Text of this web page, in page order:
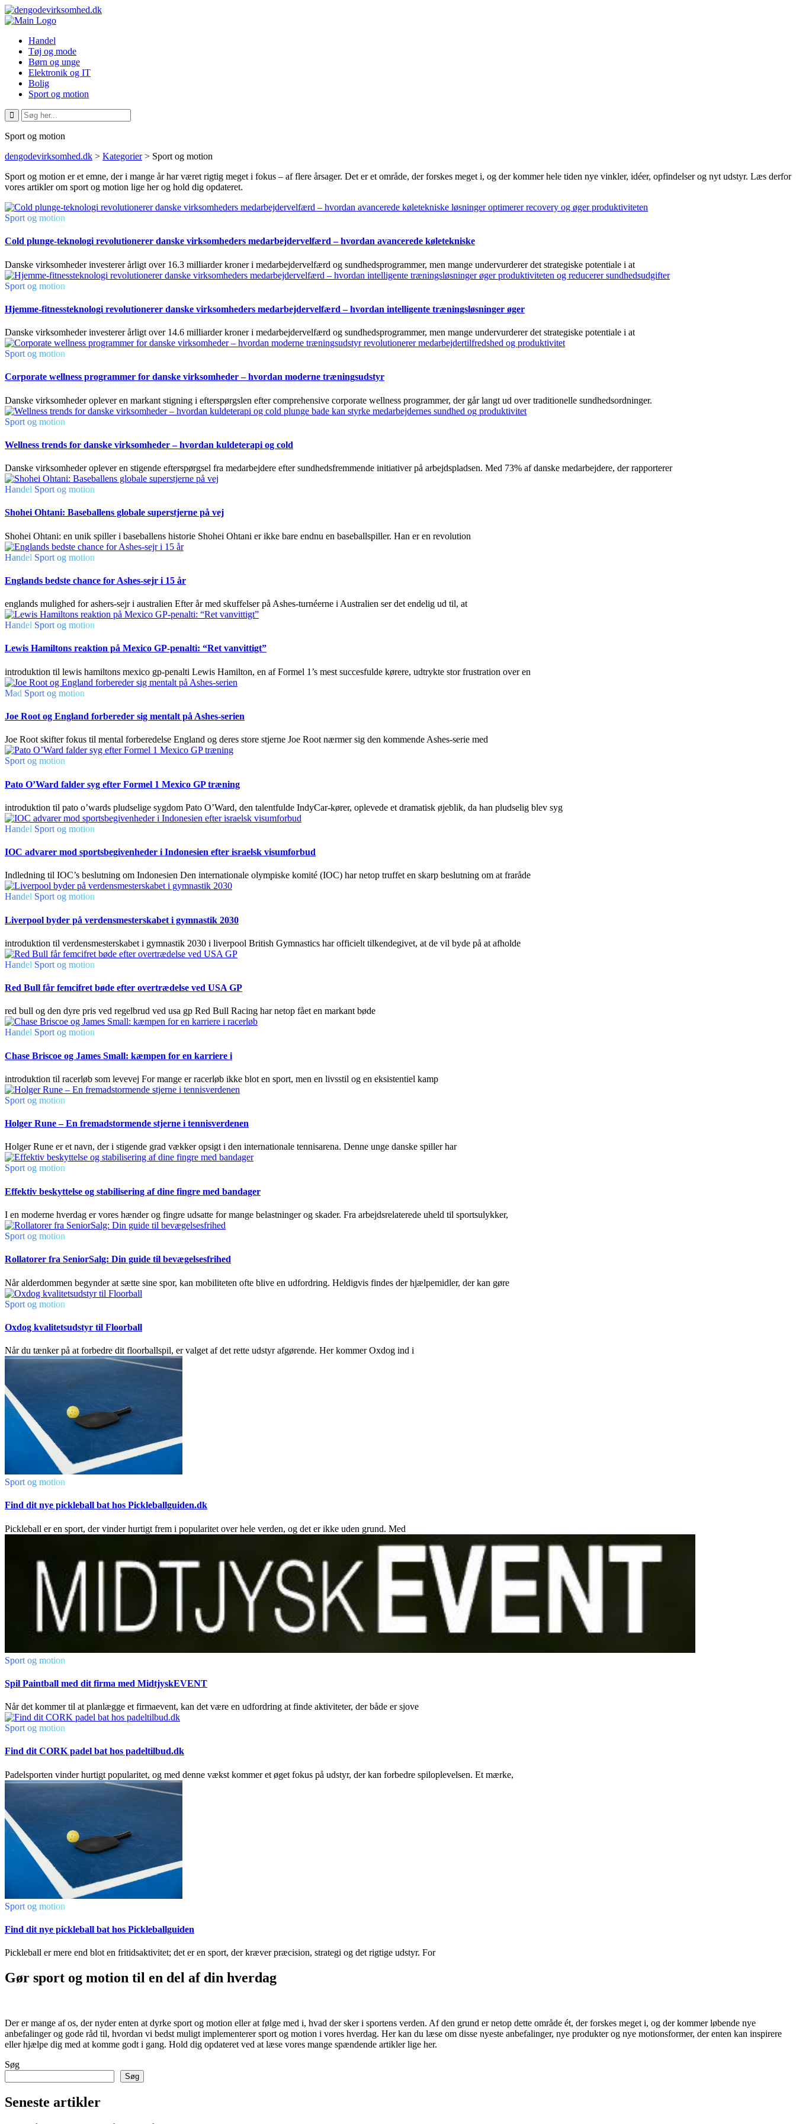
Handel
Tøj og mode
Børn og unge
Elektronik og IT
Bolig
Sport og motion
Sport og motion
dengodevirksomhed.dk > Kategorier> Sport og motion
Sport og motion er et emne, der i mange år har været rigtig meget i fokus – af flere årsager. Det er et område, der forskes meget i, og der kommer hele tiden nye vinkler, idéer, opfindelser og nyt udstyr. Læs derfor
vores artikler om sport og motion lige her og hold dig opdateret.
Sport og motion
Cold plunge-teknologi revolutionerer danske virksomheders medarbejdervelfærd – hvordan avancerede køletekniske
Danske virksomheder investerer årligt over 16.3 milliarder kroner i medarbejdervelfærd og sundhedsprogrammer, men mange undervurderer det strategiske potentiale i at
Sport og motion
Hjemme-fitnessteknologi revolutionerer danske virksomheders medarbejdervelfærd – hvordan intelligente træningsløsninger øger
Danske virksomheder investerer årligt over 14.6 milliarder kroner i medarbejdervelfærd og sundhedsprogrammer, men mange undervurderer det strategiske potentiale i at
Sport og motion
Corporate wellness programmer for danske virksomheder – hvordan moderne træningsudstyr
Danske virksomheder oplever en markant stigning i efterspørgslen efter comprehensive corporate wellness programmer, der går langt ud over traditionelle sundhedsordninger.
Sport og motion
Wellness trends for danske virksomheder – hvordan kuldeterapi og cold
Danske virksomheder oplever en stigende efterspørgsel fra medarbejdere efter sundhedsfremmende initiativer på arbejdspladsen. Med 73% af danske medarbejdere, der rapporterer
Handel Sport og motion
Shohei Ohtani: Baseballens globale superstjerne på vej
Shohei Ohtani: en unik spiller i baseballens historie Shohei Ohtani er ikke bare endnu en baseballspiller. Han er en revolution
Handel Sport og motion
Englands bedste chance for Ashes-sejr i 15 år
englands mulighed for ashers-sejr i australien Efter år med skuffelser på Ashes-turnéerne i Australien ser det endelig ud til, at
Handel Sport og motion
Lewis Hamiltons reaktion på Mexico GP-penalti: “Ret vanvittigt”
introduktion til lewis hamiltons mexico gp-penalti Lewis Hamilton, en af Formel 1’s mest succesfulde kørere, udtrykte stor frustration over en
Mad Sport og motion
Joe Root og England forbereder sig mentalt på Ashes-serien
Joe Root skifter fokus til mental forberedelse England og deres store stjerne Joe Root nærmer sig den kommende Ashes-serie med
Sport og motion
Pato O’Ward falder syg efter Formel 1 Mexico GP træning
introduktion til pato o’wards pludselige sygdom Pato O’Ward, den talentfulde IndyCar-kører, oplevede et dramatisk øjeblik, da han pludselig blev syg
Handel Sport og motion
IOC advarer mod sportsbegivenheder i Indonesien efter israelsk visumforbud
Indledning til IOC’s beslutning om Indonesien Den internationale olympiske komité (IOC) har netop truffet en skarp beslutning om at fraråde
Handel Sport og motion
Liverpool byder på verdensmesterskabet i gymnastik 2030
introduktion til verdensmesterskabet i gymnastik 2030 i liverpool British Gymnastics har officielt tilkendegivet, at de vil byde på at afholde
Handel Sport og motion
Red Bull får femcifret bøde efter overtrædelse ved USA GP
red bull og den dyre pris ved regelbrud ved usa gp Red Bull Racing har netop fået en markant bøde
Handel Sport og motion
Chase Briscoe og James Small: kæmpen for en karriere i
introduktion til racerløb som levevej For mange er racerløb ikke blot en sport, men en livsstil og en eksistentiel kamp
Sport og motion
Holger Rune – En fremadstormende stjerne i tennisverdenen
Holger Rune er et navn, der i stigende grad vækker opsigt i den internationale tennisarena. Denne unge danske spiller har
Sport og motion
Effektiv beskyttelse og stabilisering af dine fingre med bandager
I en moderne hverdag er vores hænder og fingre udsatte for mange belastninger og skader. Fra arbejdsrelaterede uheld til sportsulykker,
Sport og motion
Rollatorer fra SeniorSalg: Din guide til bevægelsesfrihed
Når alderdommen begynder at sætte sine spor, kan mobiliteten ofte blive en udfordring. Heldigvis findes der hjælpemidler, der kan gøre
Sport og motion
Oxdog kvalitetsudstyr til Floorball
Når du tænker på at forbedre dit floorballspil, er valget af det rette udstyr afgørende. Her kommer Oxdog ind i
Sport og motion
Find dit nye pickleball bat hos Pickleballguiden.dk
Pickleball er en sport, der vinder hurtigt frem i popularitet over hele verden, og det er ikke uden grund. Med
Sport og motion
Spil Paintball med dit firma med MidtjyskEVENT
Når det kommer til at planlægge et firmaevent, kan det være en udfordring at finde aktiviteter, der både er sjove
Sport og motion
Find dit CORK padel bat hos padeltilbud.dk
Padelsporten vinder hurtigt popularitet, og med denne vækst kommer et øget fokus på udstyr, der kan forbedre spiloplevelsen. Et mærke,
Sport og motion
Find dit nye pickleball bat hos Pickleballguiden
Pickleball er mere end blot en fritidsaktivitet; det er en sport, der kræver præcision, strategi og det rigtige udstyr. For
Gør sport og motion til en del af din hverdag
Der er mange af os, der nyder enten at dyrke sport og motion eller at følge med i, hvad der sker i sportens verden. Af den grund er netop dette område ét, der forskes meget i, og der kommer løbende nye
anbefalinger og gode råd til, hvordan vi bedst muligt implementerer sport og motion i vores hverdag. Her kan du læse om disse nyeste anbefalinger, nye produkter og nye motionsformer, der enten kan inspirere
eller hjælpe dig med at komme godt i gang. Hold dig opdateret ved at læse vores mange spændende artikler lige her.
Søg
Søg
Seneste artikler